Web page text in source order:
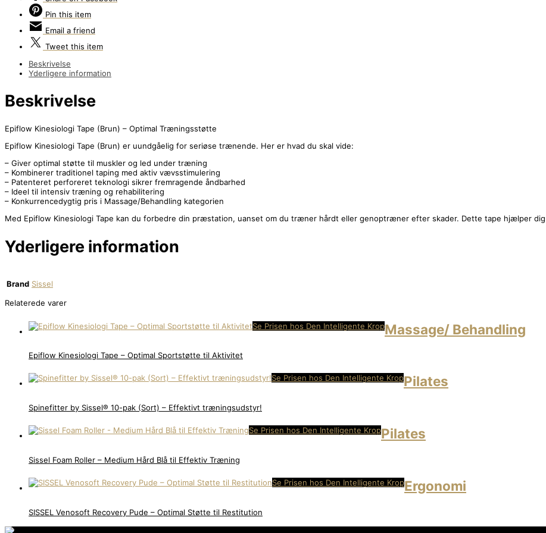
Pin this item
Email a friend
Tweet this item
Beskrivelse
Yderligere information
Beskrivelse
Epiflow Kinesiologi Tape (Brun) – Optimal Træningsstøtte
Epiflow Kinesiologi Tape (Brun) er uundgåelig for seriøse trænende. Her er hvad du skal vide:
– Giver optimal støtte til muskler og led under træning
– Kombinerer traditionel taping med aktiv vævsstimulering
– Patenteret perforeret teknologi sikrer fremragende åndbarhed
– Ideel til intensiv træning og rehabilitering
– Konkurrencedygtig pris i Massage/Behandling kategorien
Med Epiflow Kinesiologi Tape kan du forbedre din præstation, uanset om du træner hårdt eller genoptræner efter skader. Dette tape hjælper
Yderligere information
Brand Sissel
Relaterede varer
Se Prisen hos Den Intelligente KropMassage/ Behandling
Epiflow Kinesiologi Tape – Optimal Sportstøtte til Aktivitet
Se Prisen hos Den Intelligente KropPilates
Spinefitter by Sissel® 10-pak (Sort) – Effektivt træningsudstyr!
Se Prisen hos Den Intelligente KropPilates
Sissel Foam Roller – Medium Hård Blå til Effektiv Træning
Se Prisen hos Den Intelligente KropErgonomi
SISSEL Venosoft Recovery Pude – Optimal Støtte til Restitution